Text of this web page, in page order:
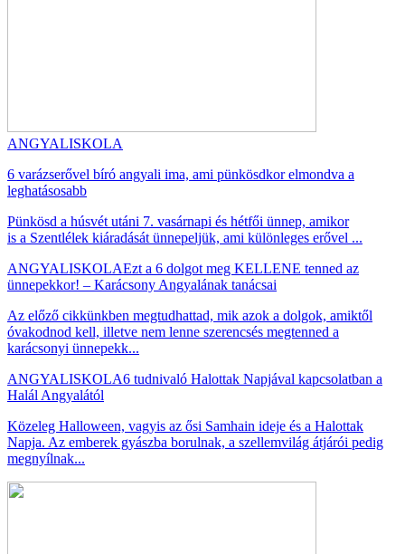
ANGYALISKOLA
6 varázserővel bíró angyali ima, ami pünkösdkor elmondva a
leghatásosabb
Pünkösd a húsvét utáni 7. vasárnapi és hétfői ünnep, amikor
is a Szentlélek kiáradását ünnepeljük, ami különleges erővel ...
ANGYALISKOLAEzt a 6 dolgot meg KELLENE tenned az
ünnepekkor! – Karácsony Angyalának tanácsai
Az előző cikkünkben megtudhattad, mik azok a dolgok, amiktől
óvakodnod kell, illetve nem lenne szerencsés megtenned a
karácsonyi ünnepekk...
ANGYALISKOLA6 tudnivaló Halottak Napjával kapcsolatban a
Halál Angyalától
Közeleg Halloween, vagyis az ősi Samhain ideje és a Halottak
Napja. Az emberek gyászba borulnak, a szellemvilág átjárói pedig
megnyílnak...